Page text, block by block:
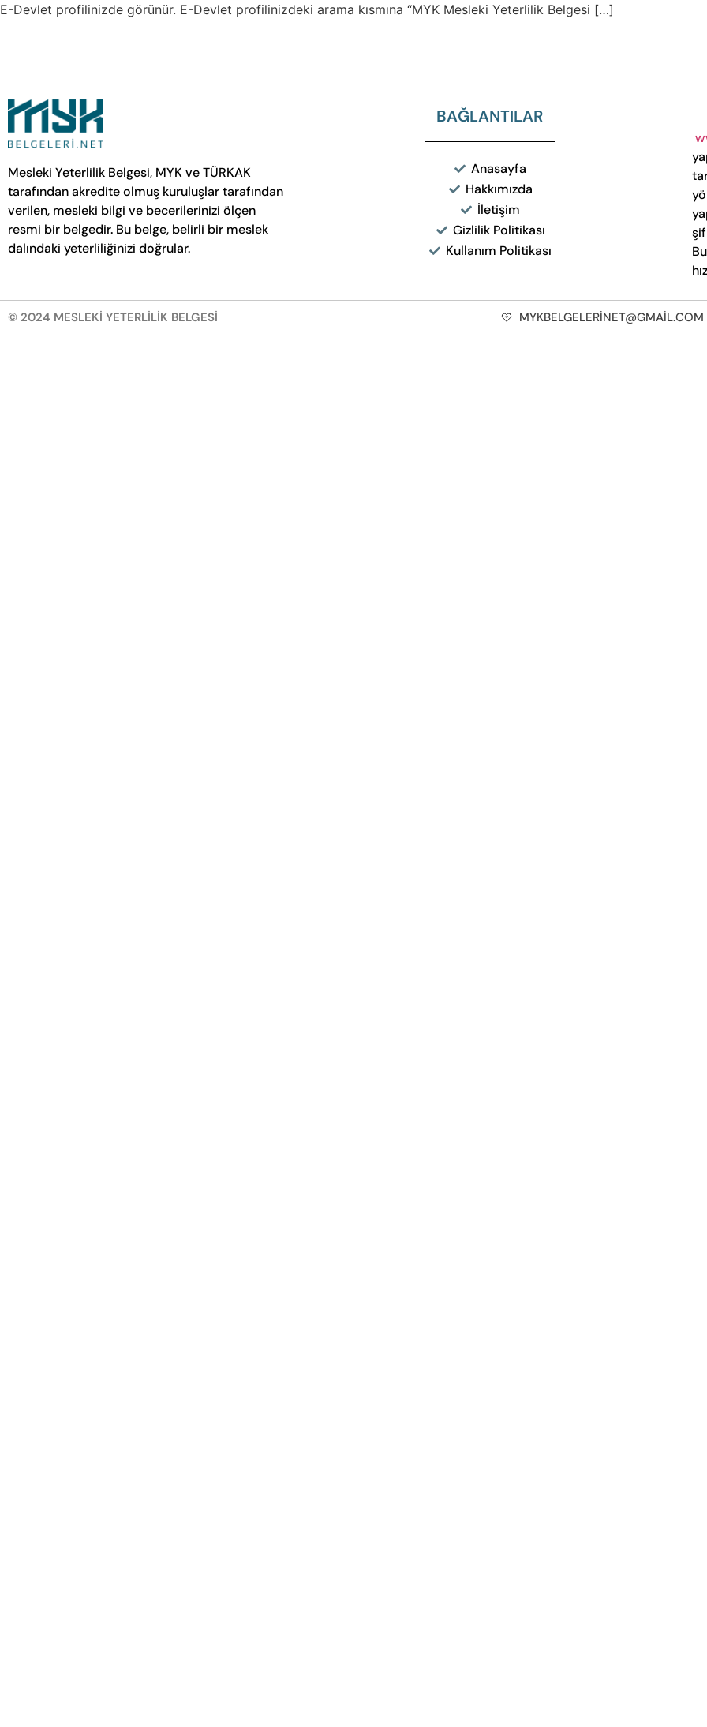
E-Devlet profilinizde görünür. E-Devlet profilinizdeki arama kısmına “MYK Mesleki Yeterlilik Belgesi […]
Mesleki Yeterlilik Belgesi, MYK ve TÜRKAK
tarafından akredite olmuş kuruluşlar tarafından
verilen, mesleki bilgi ve becerilerinizi ölçen
resmi bir belgedir. Bu belge, belirli bir meslek
dalındaki yeterliliğinizi doğrular.
BAĞLANTILAR
Anasayfa
Hakkımızda
İletişim
Gizlilik Politikası
Kullanım Politikası
© 2024 MESLEKİ YETERLİLİK BELGESİ MYKBELGELERINET@GMAIL.COM